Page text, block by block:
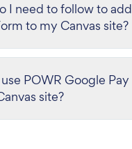
I need to follow to add
to my Canvas site?
POWR Google Pay
site?